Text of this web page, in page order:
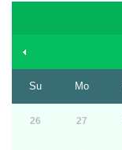
Su Mo
26 27